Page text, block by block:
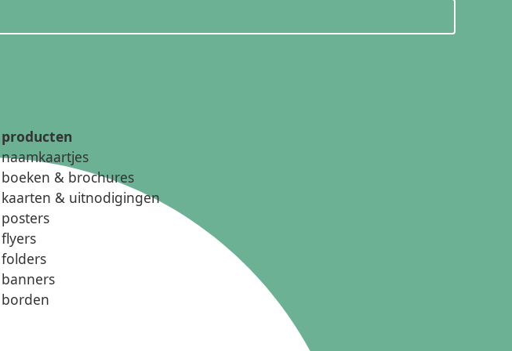
producten
naamkaartjes
boeken & brochures
kaarten & uitnodigingen
posters
flyers
folders
banners
borden